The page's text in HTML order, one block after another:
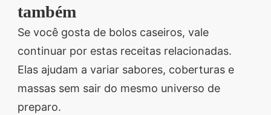
também
Se você gosta de bolos caseiros, vale
continuar por estas receitas relacionadas.
Elas ajudam a variar sabores, coberturas e
massas sem sair do mesmo universo de
preparo.